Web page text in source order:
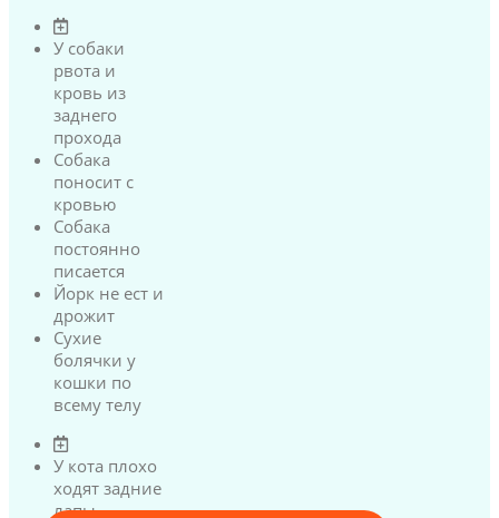
У собаки
рвота и
кровь из
заднего
прохода
Собака
поносит с
кровью
Собака
постоянно
писается
Йорк не ест и
дрожит
Сухие
болячки у
кошки по
всему телу
У кота плохо
ходят задние
лапы